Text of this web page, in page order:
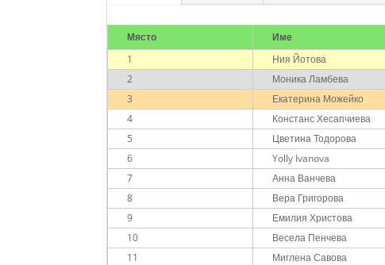
Място Име
1
Ния Йотова
2
Моника Ламбева
3
Екатерина Можейко
4
Констанс Хесапчиева
5
Цветина Тодорова
6
Yolly Ivanova
7
Анна Ванчева
8
Вера Григорова
9
Емилия Христова
10
Весела Пенчева
11
Миглена Савова